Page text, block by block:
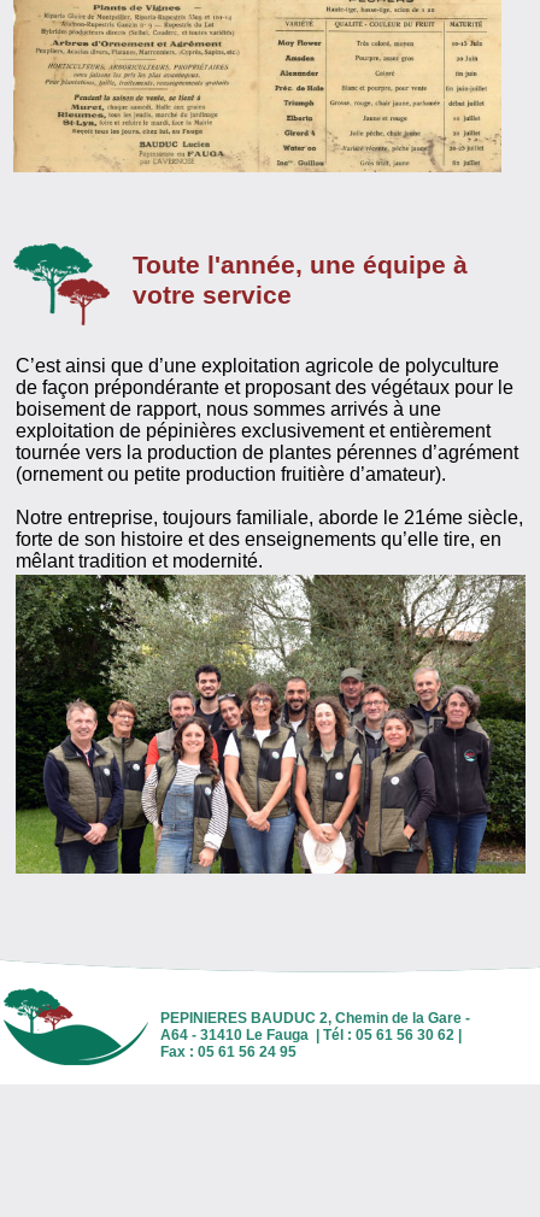
Toute l'année, une équipe à
votre service
C’est ainsi que d’une exploitation agricole de polyculture
de façon prépondérante et proposant des végétaux pour le
boisement de rapport, nous sommes arrivés à une
exploitation de pépinières exclusivement et entièrement
tournée vers la production de plantes pérennes d’agrément
(ornement ou petite production fruitière d’amateur).
Notre entreprise, toujours familiale, aborde le 21éme siècle,
forte de son histoire et des enseignements qu’elle tire, en
mêlant tradition et modernité.
PEPINIERES BAUDUC 2, Chemin de la Gare -
A64 - 31410 Le Fauga | Tél : 05 61 56 30 62 |
Fax : 05 61 56 24 95